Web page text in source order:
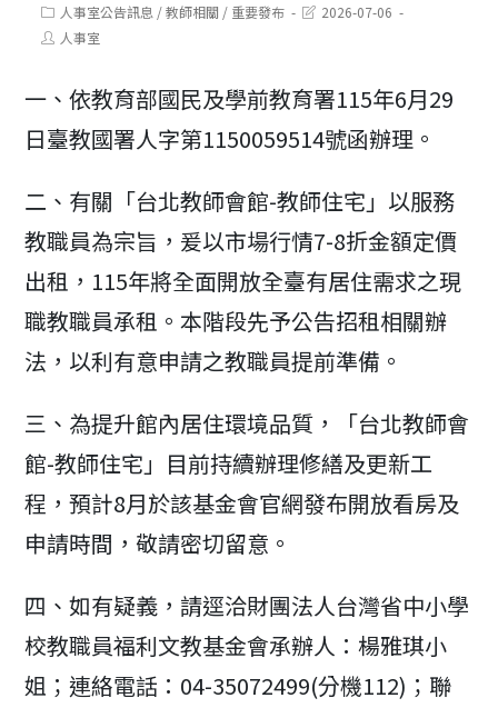
Post
category:
人事室公告訊息 / 教師相關 / 重要發布
Post2026-07-06
Post人事室
一、依教育部國民及學前教育署115年6月29
日臺教國署人字第1150059514號函辦理。
二、有關「台北教師會館-教師住宅」以服務
教職員為宗旨，爰以市場行情7-8折金額定價
出租，115年將全面開放全臺有居住需求之現
職教職員承租。本階段先予公告招租相關辦
法，以利有意申請之教職員提前準備。
三、為提升館內居住環境品質，「台北教師會
館-教師住宅」目前持續辦理修繕及更新工
程，預計8月於該基金會官網發布開放看房及
申請時間，敬請密切留意。
四、如有疑義，請逕洽財團法人台灣省中小學
校教職員福利文教基金會承辦人：楊雅琪小
姐；連絡電話：04-35072499(分機112)；聯